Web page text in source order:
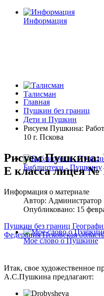
Информация
Талисман
Библиотеки - Пушкину
Мое слово о Пушкине
Главная
Пушкин без границ
Дети и Пушкин
Рисуем Пушкина:
10 г. Пскова
Рисуем Пушкина:
Е класса лицея №
Информация о материале
Автор: Администратор
Опубликовано: 15
Пушкин без границ
ФедерацияПсковская
Итак, свое художественное
А.С.Пушкина предлагают: